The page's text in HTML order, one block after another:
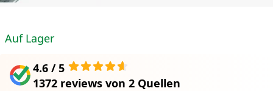
Auf Lager
4.6 / 5
1372 reviews von 2 Quellen